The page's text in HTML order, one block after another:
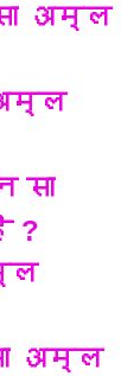
अम्ल
सा
?
अम्ल